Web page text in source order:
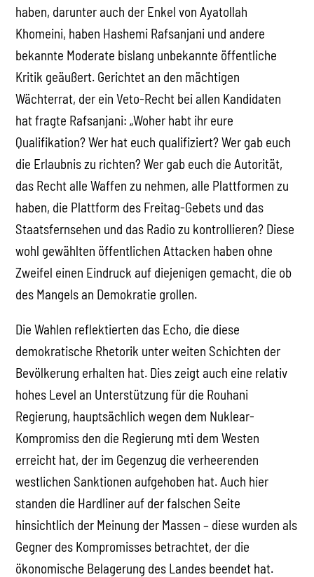
haben, darunter auch der Enkel von Ayatollah
Khomeini, haben Hashemi Rafsanjani und andere
bekannte Moderate bislang unbekannte öffentliche
Kritik geäußert. Gerichtet an den mächtigen
Wächterrat, der ein Veto-Recht bei allen Kandidaten
hat fragte Rafsanjani: „Woher habt ihr eure
Qualifikation? Wer hat euch qualifiziert? Wer gab euch
die Erlaubnis zu richten? Wer gab euch die Autorität,
das Recht alle Waffen zu nehmen, alle Plattformen zu
haben, die Plattform des Freitag-Gebets und das
Staatsfernsehen und das Radio zu kontrollieren? Diese
wohl gewählten öffentlichen Attacken haben ohne
Zweifel einen Eindruck auf diejenigen gemacht, die ob
des Mangels an Demokratie grollen.
Die Wahlen reflektierten das Echo, die diese
demokratische Rhetorik unter weiten Schichten der
Bevölkerung erhalten hat. Dies zeigt auch eine relativ
hohes Level an Unterstützung für die Rouhani
Regierung, hauptsächlich wegen dem Nuklear-
Kompromiss den die Regierung mti dem Westen
erreicht hat, der im Gegenzug die verheerenden
westlichen Sanktionen aufgehoben hat. Auch hier
standen die Hardliner auf der falschen Seite
hinsichtlich der Meinung der Massen – diese wurden als
Gegner des Kompromisses betrachtet, der die
ökonomische Belagerung des Landes beendet hat.